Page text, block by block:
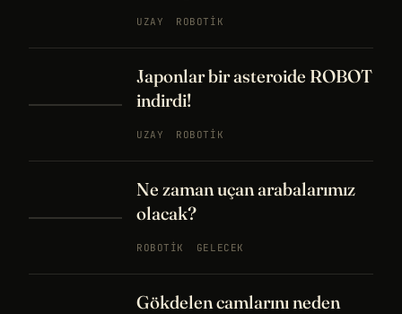
UZAY ROBOTIK
Japonlar bir asteroide ROBOT
indirdi!
UZAY ROBOTIK
Ne zaman uçan arabalarımız
olacak?
ROBOTIK GELECEK
Gökdelen camlarını neden